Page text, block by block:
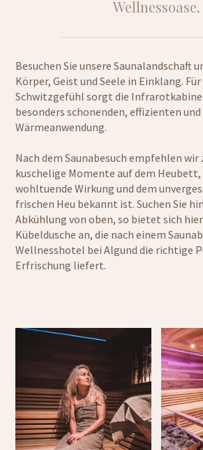
Wellnessoase.
Besuchen Sie unsere Saunalandschaft
Körper, Geist und Seele in Einklang.
Schwitzgefühl sorgt die
besonders schonenden, effizienten
Wärmeanwendung.
Nach dem Saunabesuch empfehlen wir
kuschelige Momente auf dem Heubett,
wohltuende Wirkung und dem
frischen Heu bekannt ist. Suchen Sie
Abkühlung von oben, so bietet sich
Kübeldusche an, die nach einem
Wellnesshotel bei Algund die richtige
Erfrischung liefert.